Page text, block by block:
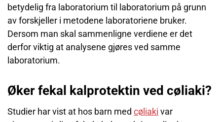
betydelig fra laboratorium til laboratorium på grunn
av forskjeller i metodene laboratoriene bruker.
Dersom man skal sammenligne verdiene er det
derfor viktig at analysene gjøres ved samme
laboratorium.
Øker fekal kalprotektin ved cøliaki?
Studier har vist at hos barn med cøliaki var